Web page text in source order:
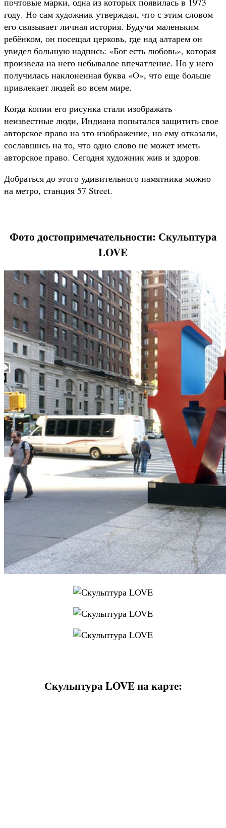
году. Но сам художник утверждал, что с этим словом
его связывает личная история. Будучи маленьким
ребёнком, он посещал церковь, где над алтарем он
увидел большую надпись: «Бог есть любовь», которая
произвела на него небывалое впечатление. Но у него
получилась наклоненная буква «O», что еще больше
привлекает людей во всем мире.
Когда копии его рисунка стали изображать
неизвестные люди, Индиана попытался защитить свое
авторское право на это изображение, но ему отказали,
сославшись на то, что одно слово не может иметь
авторское право. Сегодня художник жив и здоров.
Добраться до этого удивительного памятника можно
на метро, станция 57 Street.
Фото достопримечательности: Скульптура
LOVE
Скульптура LOVE на карте: